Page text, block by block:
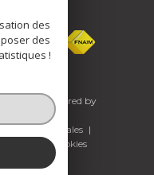
powered by
Mentions légales
Cookies
des
des
!